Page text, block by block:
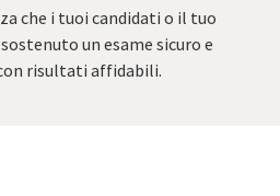
che i tuoi candidati o il tuo
un esame sicuro e
risultati affidabili.